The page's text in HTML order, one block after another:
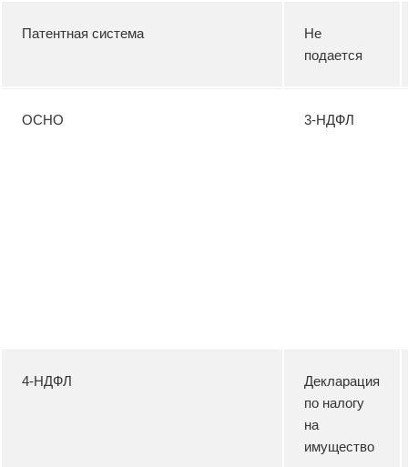
Патентная система
Не
подается
ОСНО 3-НДФЛ
4-НДФЛ
Декларация
по налогу
на
имущество